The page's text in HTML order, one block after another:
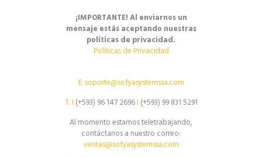
¡IMPORTANTE! Al enviarnos un
mensaje estás aceptando nuestras
políticas de privacidad.
Políticas de Privacidad
E.soporte@sofyasystemssa.com
T.I (+593) 96 147 2696I (+593) 99 831 5291
Al momento estamos teletrabajando,
contáctanos a nuestro correo:
ventas@sofyasystemssa.com